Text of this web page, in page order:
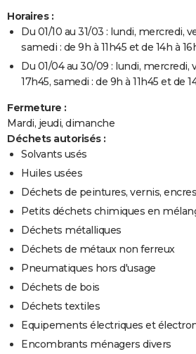
Horaires :
Du 01/10 au 31/03 : lundi, mercredi,
samedi : de 9h à 11h45 et de 14h à
Du 01/04 au 30/09 : lundi, mercredi,
17h45, samedi : de 9h à 11h45 et de
Fermeture :
Mardi, jeudi, dimanche
Déchets autorisés :
Solvants usés
Huiles usées
Déchets de peintures, vernis,
Petits déchets chimiques en
Déchets métalliques
Déchets de métaux non ferreux
Pneumatiques hors d'usage
Déchets de bois
Déchets textiles
Equipements électriques et
Encombrants ménagers divers